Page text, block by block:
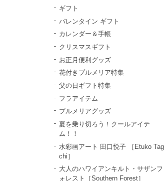
ギフト
バレンタイン ギフト
カレンダー＆手帳
クリスマスギフト
お正月便利グッズ
花付きプルメリア特集
父の日ギフト特集
フラアイテム
プルメリアグッズ
夏を乗り切ろう！クールアイテ
ム！！
水彩画アート 田口悦子 ［Etuko
chi］
大人のハワイアンキルト・サザンフ
ォレスト［Southern Forest］